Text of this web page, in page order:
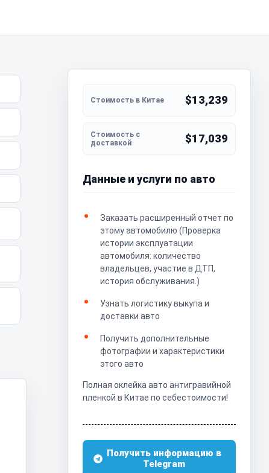
$13,239
$17,039
Данные и услуги по авто
Заказать расширенный отчет по
этому автомобилю (Проверка
истории эксплуатации
автомобиля: количество
владельцев, участие в ДТП,
история обслуживания.)
Узнать логистику выкупа и
доставки авто
Получить дополнительные
фотографии и характеристики
этого авто
Полная оклейка авто антигравийной
пленкой в Китае по себестоимости!
Получить информацию в
Telegram